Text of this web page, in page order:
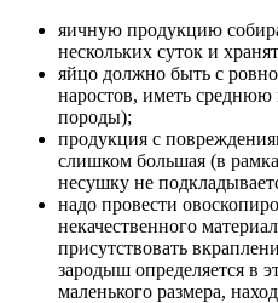
яичную продукцию
нескольких суток и
яйцо должно быть с
наростов, иметь среднюю
породы);
продукция с
слишком большая (в
несушку не
надо провести
некачественного
присутствовать
зародыш определяется в
маленького размера,